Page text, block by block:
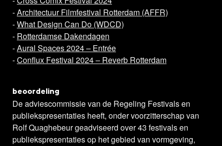
-Architectuur Filmfestival Rotterdam (AFFR)
-What Design Can Do (WDCD)
- Rotterdamse Dakendagen
-Aural Spaces 2024 – Entrée
-Conflux Festival 2024 – Reverb Rotterdam
beoordeling
De adviescommissie van de Regeling Festivals en
publiekspresentaties heeft, onder voorzitterschap van
Rolf Quaghebeur geadviseerd over 43 festivals en
publiekspresentaties op het gebied van vormgeving,